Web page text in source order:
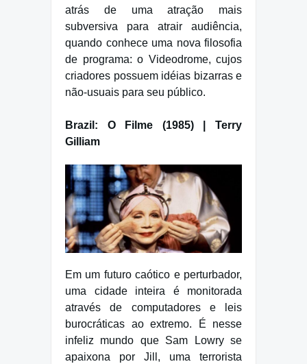
atrás de uma atração mais
subversiva para atrair audiência,
quando conhece uma nova filosofia
de programa: o Videodrome, cujos
criadores possuem idéias bizarras e
não-usuais para seu público.
Brazil: O Filme (1985) | Terry
Gilliam
Em um futuro caótico e perturbador,
uma cidade inteira é monitorada
através de computadores e leis
burocráticas ao extremo. É nesse
infeliz mundo que Sam Lowry se
apaixona por Jill, uma terrorista